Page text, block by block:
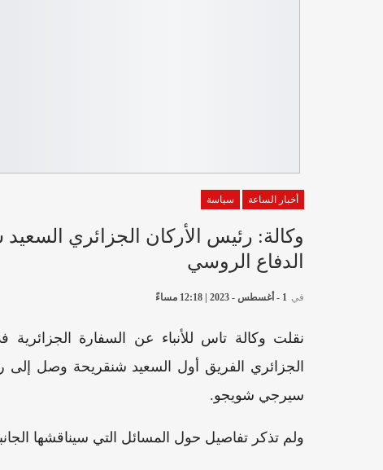
أخبار الساعة سياسة
وكالة: رئيس الأركان الجزائري
الدفاع الروسي
في 1 - أغسطس - 2023 | 12:18 مساءً
نقلت وكالة تاس للأنباء عن السفارة
الجزائري الفريق أول السعيد شنقريحة وصل إلى
سيرجي شويجو.
ولم تذكر تفاصيل حول المسائل التي سيناقشها